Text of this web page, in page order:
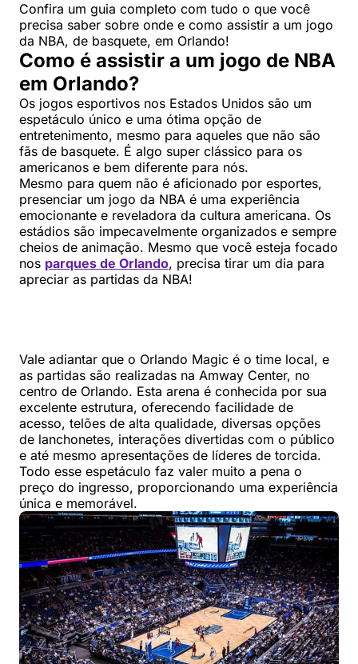
Confira um guia completo com tudo o que você
precisa saber sobre onde e como assistir a um jogo
da NBA, de basquete, em Orlando!
Como é assistir a um jogo de NBA
em Orlando?
Os jogos esportivos nos Estados Unidos são um
espetáculo único e uma ótima opção de
entretenimento, mesmo para aqueles que não são
fãs de basquete. É algo super clássico para os
americanos e bem diferente para nós.
Mesmo para quem não é aficionado por esportes,
presenciar um jogo da NBA é uma experiência
emocionante e reveladora da cultura americana. Os
estádios são impecavelmente organizados e sempre
cheios de animação. Mesmo que você esteja focado
nos parques de Orlando, precisa tirar um dia para
apreciar as partidas da NBA!
Vale adiantar que o Orlando Magic é o time local, e
as partidas são realizadas na Amway Center, no
centro de Orlando. Esta arena é conhecida por sua
excelente estrutura, oferecendo facilidade de
acesso, telões de alta qualidade, diversas opções
de lanchonetes, interações divertidas com o público
e até mesmo apresentações de líderes de torcida.
Todo esse espetáculo faz valer muito a pena o
preço do ingresso, proporcionando uma experiência
única e memorável.